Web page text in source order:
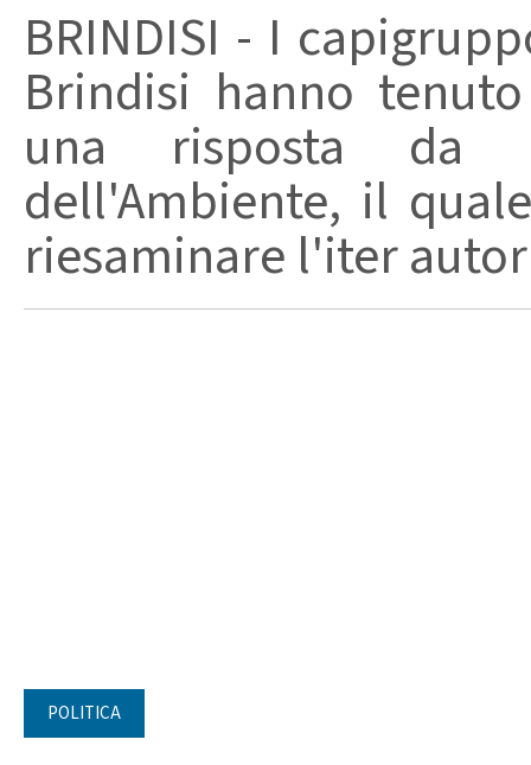
BRINDISI - I
Brindisi hanno
una risposta da
dell'Ambiente, il
riesaminare l'iter
POLITICA